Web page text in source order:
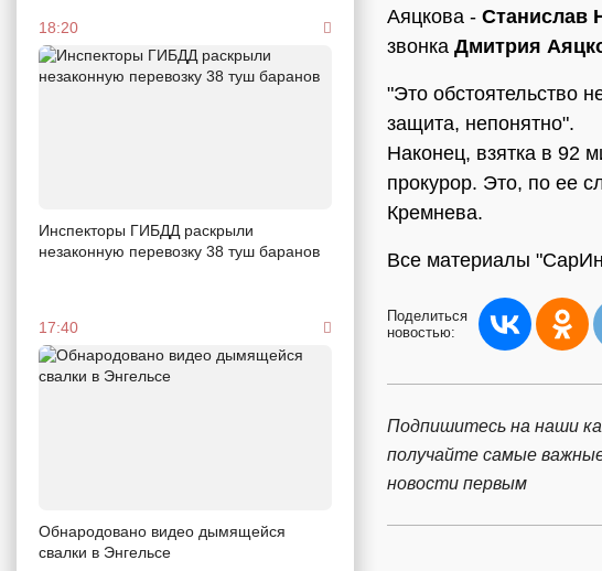
18:20
Инспекторы ГИБДД раскрыли
незаконную перевозку 38 туш баранов
17:40
Обнародовано видео дымящейся
свалки в Энгельсе
Аяцкова - Станислав
звонка Дмитрия
"Это обстоятельство
защита, непонятно".
Наконец, взятка в 92
прокурор. Это, по ее
Кремнева.
Все материалы
Поделиться
новостью:
Подпишитесь на наши
получайте самые
новости первым